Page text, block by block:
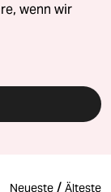
wenn wir
Neueste / Älteste